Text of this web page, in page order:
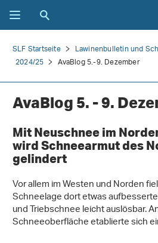
SLF Startseite Lawinenbulletin und
2024/25
AvaBlog 5.-9. Dezember
AvaBlog 5. - 9.
Mit Neuschnee im
wird Schneearmut des
gelindert
Vor allem im Westen und Norden
Schneelage dort etwas
und Triebschnee leicht auslösbar.
Schneeoberfläche etablierte sich